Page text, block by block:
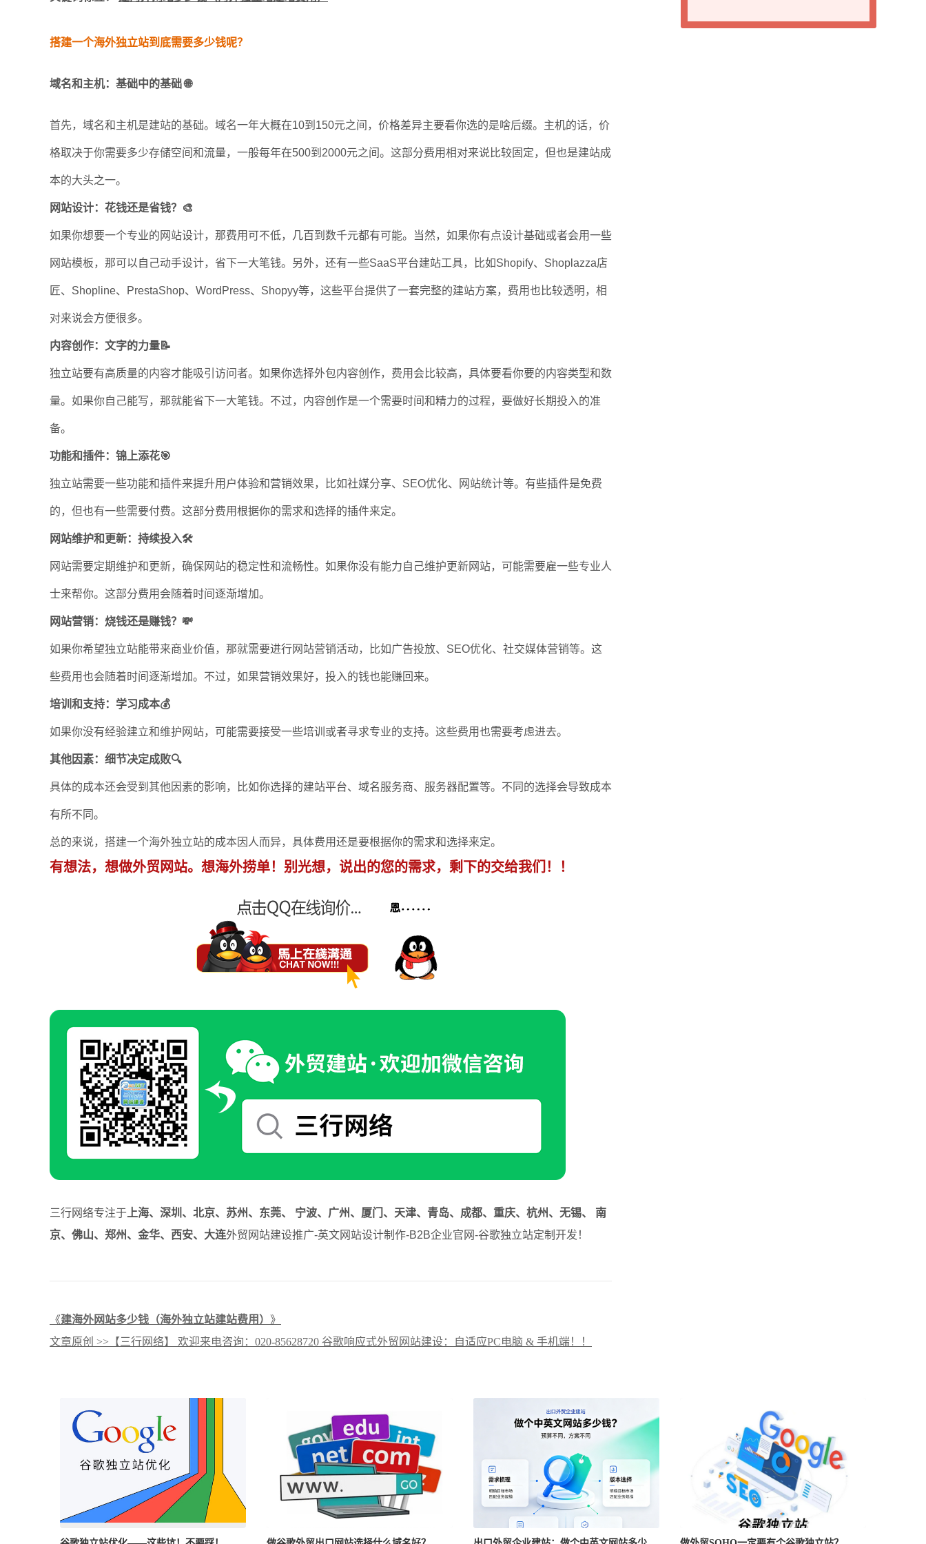
搭建一个海外独立站到底需要多少钱呢？
域名和主机：基础中的基础 🌐
首先，域名和主机是建站的基础。域名一年大概在10到150元之间，价格差异主要看你选的是啥后缀。主机的话，价
格取决于你需要多少存储空间和流量，一般每年在500到2000元之间。这部分费用相对来说比较固定，但也是建站成
本的大头之一。
网站设计：花钱还是省钱？🎨
如果你想要一个专业的网站设计，那费用可不低，几百到数千元都有可能。当然，如果你有点设计基础或者会用一些
网站模板，那可以自己动手设计，省下一大笔钱。另外，还有一些SaaS平台建站工具，比如Shopify、Shoplazza店
匠、Shopline、PrestaShop、WordPress、Shopyy等，这些平台提供了一套完整的建站方案，费用也比较透明，相
对来说会方便很多。
内容创作：文字的力量📝
独立站要有高质量的内容才能吸引访问者。如果你选择外包内容创作，费用会比较高，具体要看你要的内容类型和数
量。如果你自己能写，那就能省下一大笔钱。不过，内容创作是一个需要时间和精力的过程，要做好长期投入的准
备。
功能和插件：锦上添花🎯
独立站需要一些功能和插件来提升用户体验和营销效果，比如社媒分享、SEO优化、网站统计等。有些插件是免费
的，但也有一些需要付费。这部分费用根据你的需求和选择的插件来定。
网站维护和更新：持续投入🛠️
网站需要定期维护和更新，确保网站的稳定性和流畅性。如果你没有能力自己维护更新网站，可能需要雇一些专业人
士来帮你。这部分费用会随着时间逐渐增加。
网站营销：烧钱还是赚钱？💸
如果你希望独立站能带来商业价值，那就需要进行网站营销活动，比如广告投放、SEO优化、社交媒体营销等。这
些费用也会随着时间逐渐增加。不过，如果营销效果好，投入的钱也能赚回来。
培训和支持：学习成本💰
如果你没有经验建立和维护网站，可能需要接受一些培训或者寻求专业的支持。这些费用也需要考虑进去。
其他因素：细节决定成败🔍
具体的成本还会受到其他因素的影响，比如你选择的建站平台、域名服务商、服务器配置等。不同的选择会导致成本
有所不同。
总的来说，搭建一个海外独立站的成本因人而异，具体费用还是要根据你的需求和选择来定。
有想法，想做外贸网站。想海外捞单！别光想，说出的您的需求，剩下的交给我们！！
三行网络专注于 上海、深圳、北京、苏州、东莞、 宁波、广州、厦门、天津、青岛、成都、重庆、杭州、无锡、 南
京、佛山、郑州、金华、西安、大连外贸网站建设推广-英文网站设计制作-B2B企业官网-谷歌独立站定制开发！
《建海外网站多少钱（海外独立站建站费用） 》
文章原创 >>【三行网络】 欢迎来电咨询：020-85628720 谷歌响应式外贸网站建设：自适应PC电脑 & 手机端！！